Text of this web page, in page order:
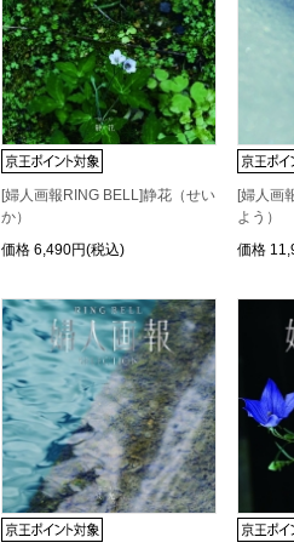
[婦人画報RING BELL]静花（せい
か）
価格 6,490円(税込)
[婦人画
よう）
価格